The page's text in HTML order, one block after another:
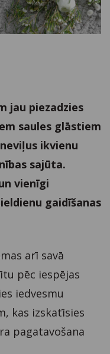
jau piezadzies
saules glāstiem
ikvienu
sajūta.
vienīgi
gaidīšanas
arī savā
pēc iespējas
iedvesmu
kas izskatīsies
pagatavošana